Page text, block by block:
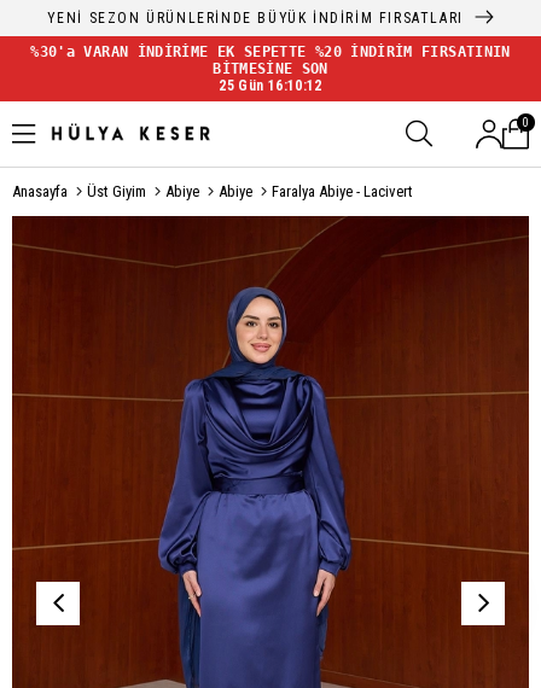
YENİ SEZON ÜRÜNLERİNDE BÜYÜK İNDİRİM FIRSATLARI
%30'a VARAN İNDİRİME EK SEPETTE %20 İNDİRİM FIRSATININ
BİTMESİNE SON
25 Gün 16:10:11
0
Anasayfa Üst Giyim Abiye Abiye Faralya Abiye - Lacivert